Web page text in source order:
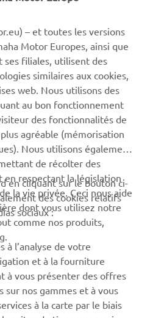
not every rider
getting lost on a motorbike
just for you.
take the first step in finding
destination-yamaha-motor.eu
– et toutes les versions
Motor Europes, ainsi que
ses filiales, utilisent des
similaires aux cookies,
web. Nous utilisons des
au bon fonctionnement
des fonctionnalités de
agréable (mémorisation
Nous utilisons également
de récolter des
respectant la législation
la vie privée. Ceci nous aide
dont vous utilisez notre
comme nos produits,
en cliquant sur le bouton ci-
des cookies relatifs
sociaux :
à l’analyse de votre
et à la fourniture
à vous présenter des offres
sur nos gammes et à vous
à la carte par le biais